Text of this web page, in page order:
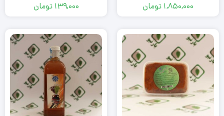
1,850,000 تومان 139,000 تومان